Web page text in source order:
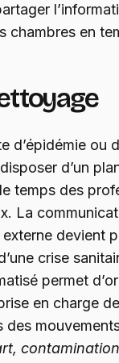
chambres en
d’épidémie ou
d’un
temps des
La
devient
crise
permet
en charge
des